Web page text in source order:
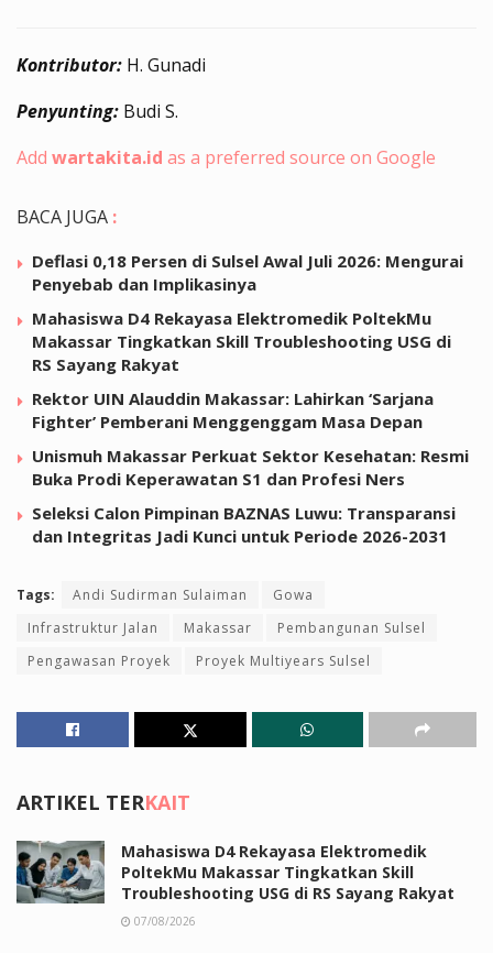
Kontributor: H. Gunadi
Penyunting: Budi S.
Add wartakita.id as a preferred source on Google
BACA JUGA :
Deflasi 0,18 Persen di Sulsel Awal Juli 2026: Mengurai
Penyebab dan Implikasinya
Mahasiswa D4 Rekayasa Elektromedik PoltekMu
Makassar Tingkatkan Skill Troubleshooting USG di
RS Sayang Rakyat
Rektor UIN Alauddin Makassar: Lahirkan ‘Sarjana
Fighter’ Pemberani Menggenggam Masa Depan
Unismuh Makassar Perkuat Sektor Kesehatan: Resmi
Buka Prodi Keperawatan S1 dan Profesi Ners
Seleksi Calon Pimpinan BAZNAS Luwu: Transparansi
dan Integritas Jadi Kunci untuk Periode 2026-2031
Tags: Andi Sudirman Sulaiman
Gowa
Infrastruktur Jalan
Makassar
Pembangunan Sulsel
Pengawasan Proyek
Proyek Multiyears Sulsel
ARTIKEL TERKAIT
Mahasiswa D4 Rekayasa Elektromedik
PoltekMu Makassar Tingkatkan Skill
Troubleshooting USG di RS Sayang Rakyat
07/08/2026